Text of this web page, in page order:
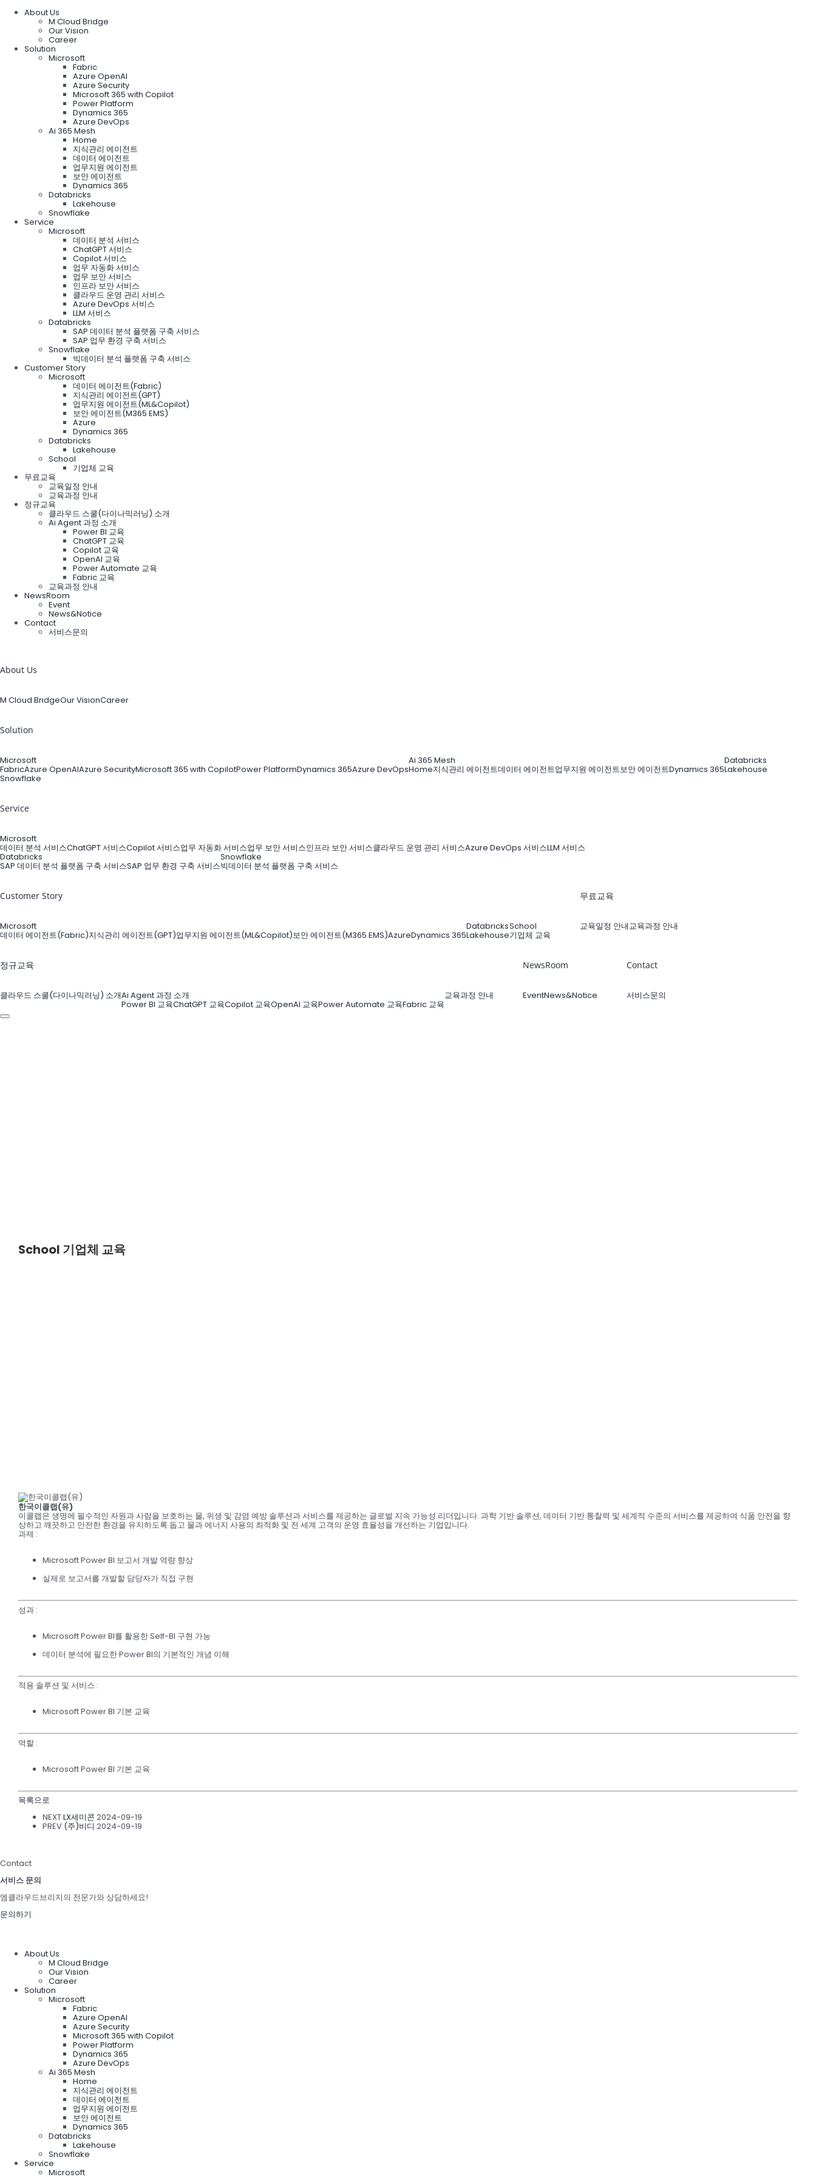
About Us
M Cloud Bridge
Our Vision
Career
Solution
Microsoft
Fabric
Azure OpenAI
Azure Security
Microsoft 365 with Copilot
Power Platform
Dynamics 365
Azure DevOps
Ai 365 Mesh
Home
지식관리 에이전트
데이터 에이전트
업무지원 에이전트
보안 에이전트
Dynamics 365
Databricks
Lakehouse
Snowflake
Service
Microsoft
데이터 분석 서비스
ChatGPT 서비스
Copilot 서비스
업무 자동화 서비스
업무 보안 서비스
인프라 보안 서비스
클라우드 운영 관리 서비스
Azure DevOps 서비스
LLM 서비스
Databricks
SAP 데이터 분석 플랫폼 구축 서비스
SAP 업무 환경 구축 서비스
Snowflake
빅데이터 분석 플랫폼 구축 서비스
Customer Story
Microsoft
데이터 에이전트(Fabric)
지식관리 에이전트(GPT)
업무지원 에이전트(ML&Copilot)
보안 에이전트(M365 EMS)
Azure
Dynamics 365
Databricks
Lakehouse
School
기업체 교육
무료교육
교육일정 안내
교육과정 안내
정규교육
클라우드 스쿨(다이나믹러닝) 소개
Ai Agent 과정 소개
Power BI 교육
ChatGPT 교육
Copilot 교육
OpenAI 교육
Power Automate 교육
Fabric 교육
교육과정 안내
NewsRoom
Event
News&Notice
Contact
서비스문의
About Us
M Cloud BridgeOur VisionCareer
Solution
Microsoft
FabricAzure OpenAIAzure SecurityMicrosoft 365 with CopilotPower PlatformDynamics 365Azure DevOps
Ai 365 Mesh
Home지식관리 에이전트데이터 에이전트업무지원 에이전트보안 에이전트Dynamics 365
Databricks
Lakehouse
Snowflake
Service
Microsoft
데이터 분석 서비스ChatGPT 서비스Copilot 서비스업무 자동화 서비스업무 보안 서비스인프라 보안 서비스클라우드 운영 관리 서비스Azure DevOps 서비스LLM 서비스
Databricks
SAP 데이터 분석 플랫폼 구축 서비스SAP 업무 환경 구축 서비스
Snowflake
빅데이터 분석 플랫폼 구축 서비스
Customer Story
Microsoft
데이터 에이전트(Fabric)지식관리 에이전트(GPT)업무지원 에이전트(ML&Copilot)보안 에이전트(M365 EMS)AzureDynamics 365
Databricks
Lakehouse
School
기업체 교육
무료교육
교육일정 안내교육과정 안내
정규교육
클라우드 스쿨(다이나믹러닝) 소개Ai Agent 과정 소개
Power BI 교육ChatGPT 교육Copilot 교육OpenAI 교육Power Automate 교육Fabric 교육
교육과정 안내
NewsRoom
EventNews&Notice
Contact
서비스문의
School 기업체 교육
한국이콜랩(유)
이콜랩은 생명에 필수적인 자원과 사람을 보호하는 물, 위생 및 감염 예방 솔루션과 서비스를 제공하는 글로벌 지속 가능성 리더입니다. 과학 기반 솔루션, 데이터 기반 통찰력 및 세계적 수준의 서비스를 제공하여 식품 안전을 향
상하고 깨끗하고 안전한 환경을 유지하도록 돕고 물과 에너지 사용의 최적화 및 전 세계 고객의 운영 효율성을 개선하는 기업입니다.
과제 :
Microsoft Power BI 보고서 개발 역량 향상
실제로 보고서를 개발할 담당자가 직접 구현
성과:
Microsoft Power BI를 활용한 Self-BI 구현 가능
데이터 분석에 필요한 Power BI의 기본적인 개념 이해
적용 솔루션 및 서비스 :
Microsoft Power BI 기본 교육
역할:
Microsoft Power BI 기본 교육
목록으로
NEXTLX세미콘 2024-09-19
PREV (주)비디 2024-09-19
Contact
서비스 문의
엠클라우드브리지의 전문가와 상담하세요!
문의하기
About Us
M Cloud Bridge
Our Vision
Career
Solution
Microsoft
Fabric
Azure OpenAI
Azure Security
Microsoft 365 with Copilot
Power Platform
Dynamics 365
Azure DevOps
Ai 365 Mesh
Home
지식관리 에이전트
데이터 에이전트
업무지원 에이전트
보안 에이전트
Dynamics 365
Databricks
Lakehouse
Snowflake
Service
Microsoft